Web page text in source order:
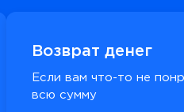
Возврат денег
Если вам что-то не
всю сумму